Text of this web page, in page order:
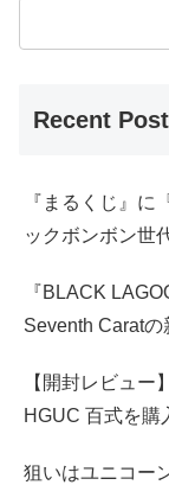
Recent
『まるくじ』に
ックボンボン世
『BLACK
Seventh Caratの
【開封レビュー
HGUC 百式を購
狙いはユニコー